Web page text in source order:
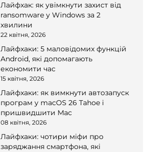
Лайфхак: як увімкнути захист від
ransomware у Windows за 2
хвилини
22 квітня, 2026
Лайфхаки: 5 маловідомих функцій
Android, які допомагають
економити час
15 квітня, 2026
Лайфхаки: як вимкнути автозапуск
програм у macOS 26 Tahoe і
пришвидшити Mac
08 квітня, 2026
Лайфхаки: чотири міфи про
заряджання смартфона, які